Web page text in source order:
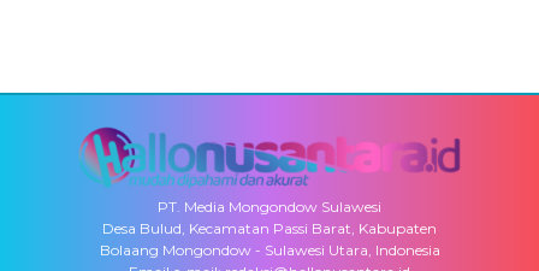
PT. Media Mongondow Sulawesi
Desa Bulud, Kecamatan Passi Barat, Kabupaten
Bolaang Mongondow - Sulawesi Utara, Indonesia